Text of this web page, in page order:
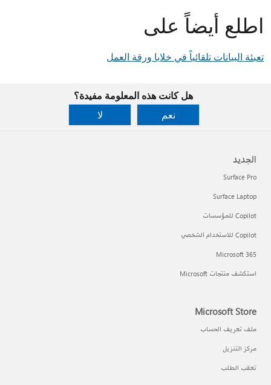
اطلع أيضاً على
تعبئة البيانات تلقائياً في خلايا ورقة العمل
هل كانت هذه المعلومة مفيدة؟
نعم
لا
الجديد
Surface Pro
Surface Laptop
Copilot للمؤسسات
Copilot للاستخدام الشخصي
Microsoft 365
استكشف منتجات Microsoft
Microsoft Store
ملف تعريف الحساب
مركز التنزيل
تعقب الطلب